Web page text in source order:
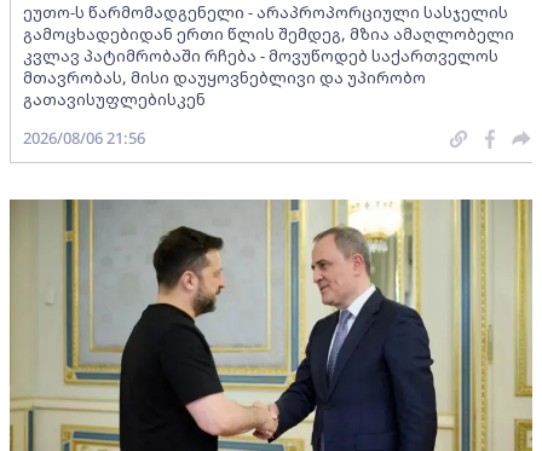
ეუთო-ს წარმომადგენელი - არაპროპორციული სასჯელის
გამოცხადებიდან ერთი წლის შემდეგ, მზია ამაღლობელი
კვლავ პატიმრობაში რჩება - მოვუწოდებ საქართველოს
მთავრობას, მისი დაუყოვნებლივი და უპირობო
გათავისუფლებისკენ
2026/08/06 21:56